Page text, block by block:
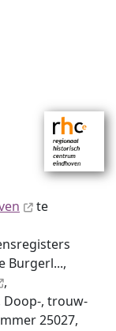
te
Burgerl...,
,
Doop-, trouw-
25027,